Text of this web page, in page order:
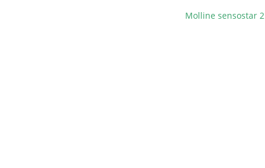
Molline sensostar 2